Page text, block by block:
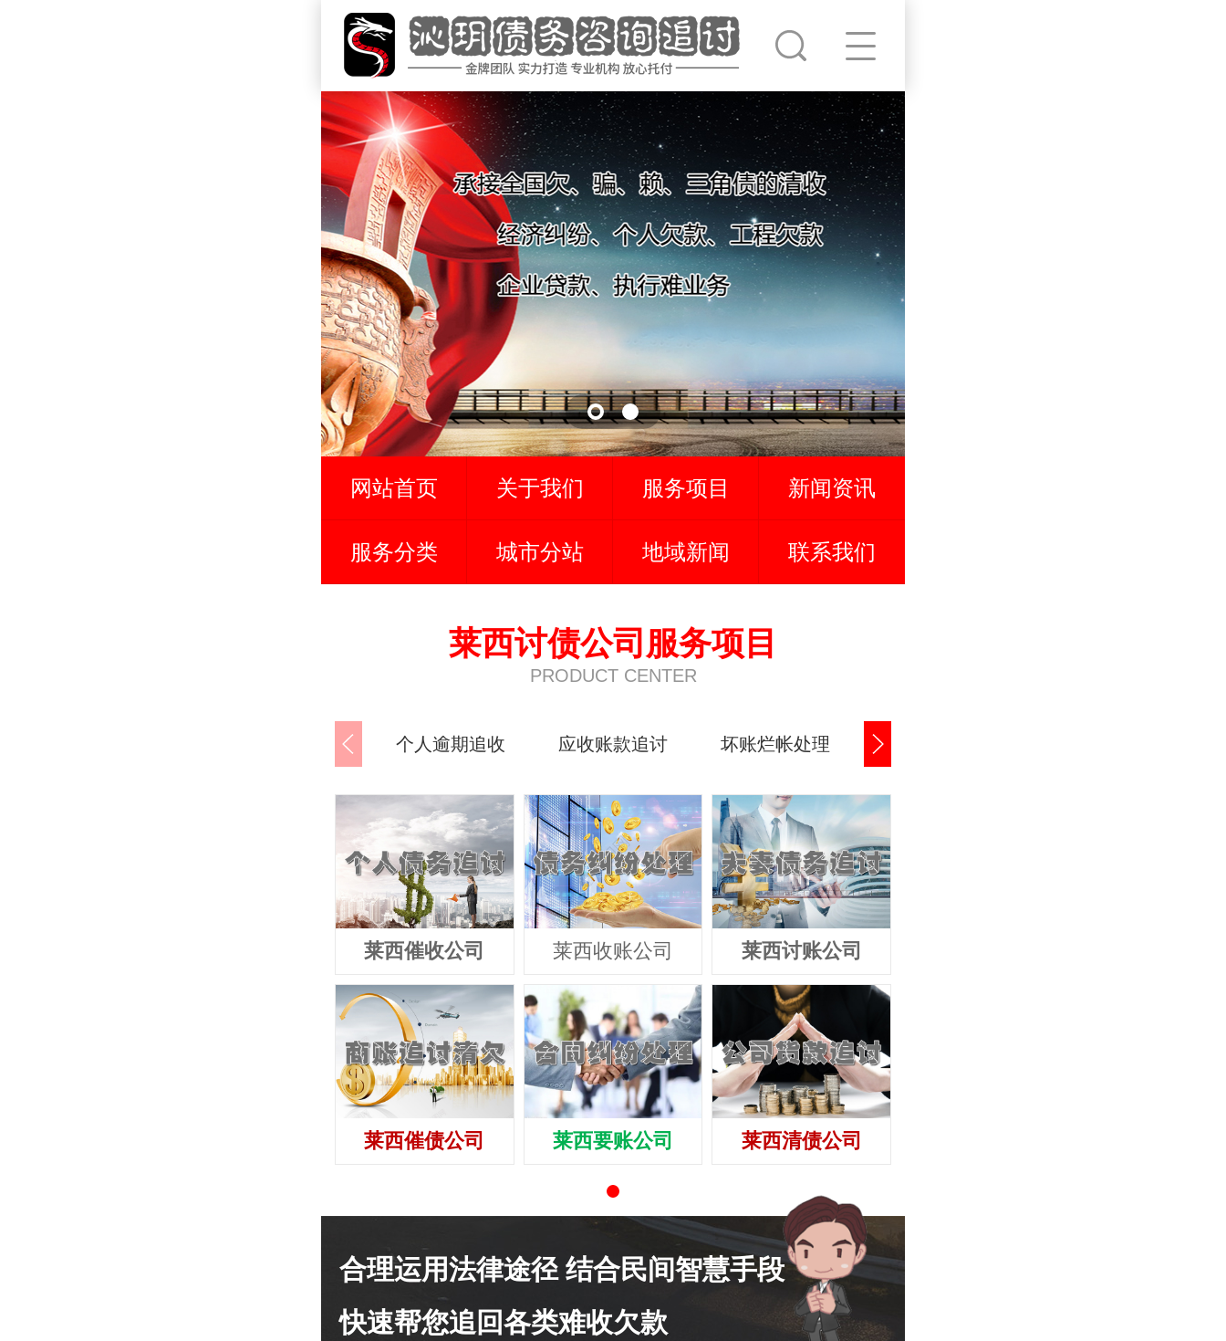
网站首页 关于我们 服务项目 新闻资讯
服务分类 城市分站 地域新闻 联系我们
莱西讨债公司服务项目
PRODUCT CENTER
个人逾期追收 应收账款追讨 坏账烂帐处理 公司货款追讨
莱西催收公司
莱西催债公司
莱西收账公司
莱西要账公司
莱西讨账公司
莱西清债公司
合理运用法律途径 结合民间智慧手段
快速帮您追回各类难收欠款